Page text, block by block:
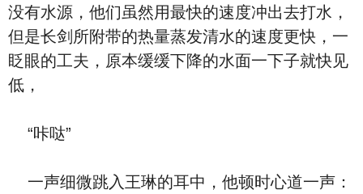
没有水源，他们虽然用最快的速度冲出去打水，
但是长剑所附带的热量蒸发清水的速度更快，一
眨眼的工夫，原本缓缓下降的水面一下子就快见
低，
“咔哒”
一声细微跳入王琳的耳中，他顿时心道一声：